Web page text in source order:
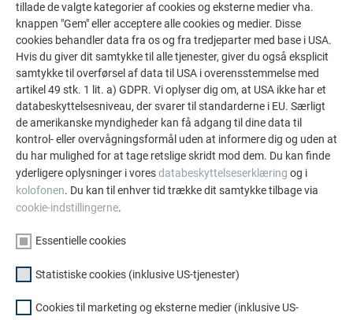
TAGHÆLDNING ≥ 7°
Udformning med
tillade de valgte kategorier af cookies og eksterne medier vha.
knappen "Gem" eller acceptere alle cookies og medier. Disse
cookies behandler data fra os og fra tredjeparter med base i USA.
Hvis du giver dit samtykke til alle tjenester, giver du også eksplicit
samtykke til overførsel af data til USA i overensstemmelse med
artikel 49 stk. 1 lit. a) GDPR. Vi oplyser dig om, at USA ikke har et
databeskyttelsesniveau, der svarer til standarderne i EU. Særligt
de amerikanske myndigheder kan få adgang til dine data til
kontrol- eller overvågningsformål uden at informere dig og uden at
du har mulighed for at tage retslige skridt mod dem. Du kan finde
yderligere oplysninger i voresdatabeskyttelseserklæring og i
kolofonen. Du kan til enhver tid trække dit samtykke tilbage via
cookie-indstillingerne.
Essentielle cookies
Statistiske cookies (inklusive US-tjenester)
Cookies til marketing og eksterne medier (inklusive US-